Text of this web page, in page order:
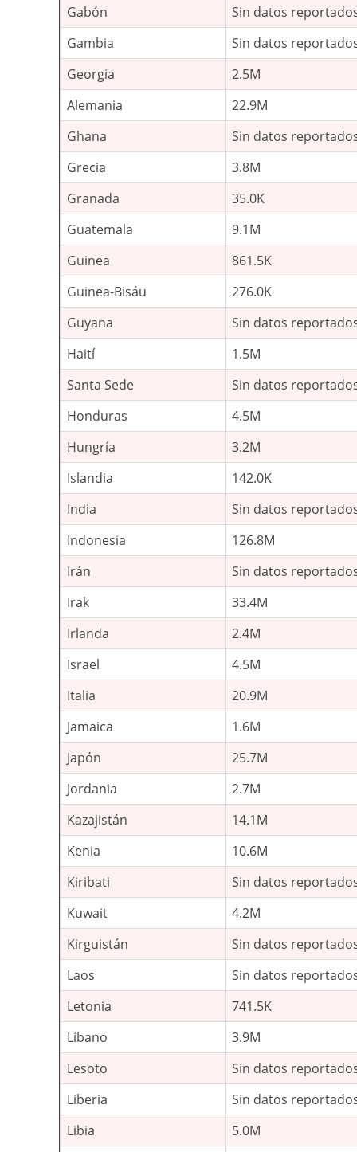
Gabón
Sin datos
Gambia
Sin datos
Georgia
2.5M
Alemania
22.9M
Ghana
Sin datos
Grecia
3.8M
Granada
35.0K
Guatemala
9.1M
Guinea
861.5K
Guinea-Bisáu
276.0K
Guyana
Sin datos
Haití
1.5M
Santa Sede
Sin datos
Honduras
4.5M
Hungría
3.2M
Islandia
142.0K
India
Sin datos
Indonesia
126.8M
Irán
Sin datos
Irak
33.4M
Irlanda
2.4M
Israel
4.5M
Italia
20.9M
Jamaica
1.6M
Japón
25.7M
Jordania
2.7M
Kazajistán
14.1M
Kenia
10.6M
Kiribati
Sin datos
Kuwait
4.2M
Kirguistán
Sin datos
Laos
Sin datos
Letonia
741.5K
Líbano
3.9M
Lesoto
Sin datos
Liberia
Sin datos
Libia
5.0M